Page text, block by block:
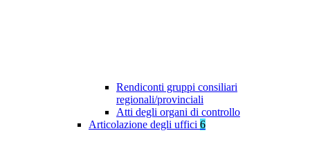
Rendiconti gruppi consiliari
regionali/provinciali
Atti degli organi di controllo
Articolazione degli uffici 6